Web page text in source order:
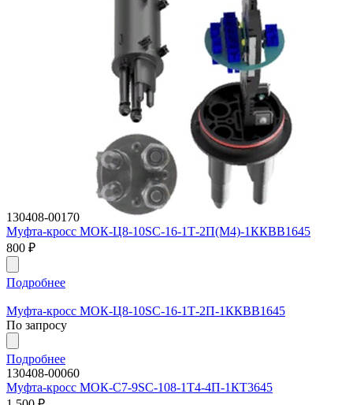
130408-00170
Муфта-кросс МОК-Ц8-10SC-16-1Т-2П(М4)-1ККВВ1645
800 ₽
Подробнее
Муфта-кросс МОК-Ц8-10SC-16-1Т-2П-1ККВВ1645
По запросу
Подробнее
130408-00060
Муфта-кросс МОК-С7-9SC-108-1Т4-4П-1КТ3645